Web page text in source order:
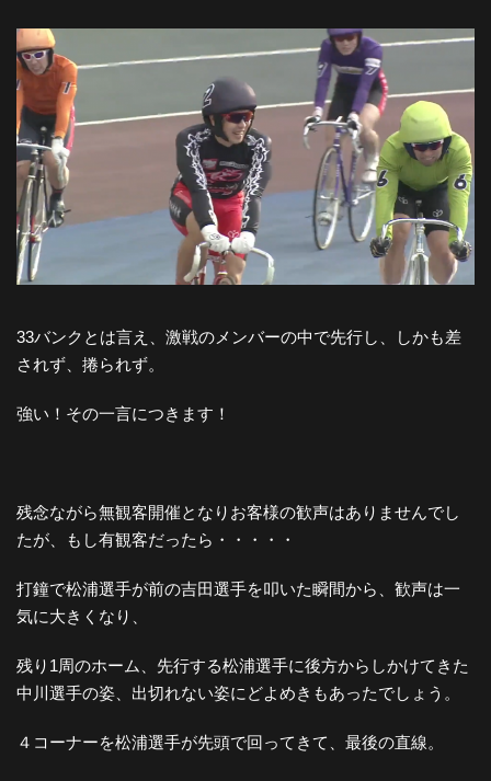
33バンクとは言え、激戦のメンバーの中で先行し、しかも差
されず、捲られず。
強い！その一言につきます！
残念ながら無観客開催となりお客様の歓声はありませんでし
たが、もし有観客だったら・・・・・
打鐘で松浦選手が前の吉田選手を叩いた瞬間から、歓声は一
気に大きくなり、
残り1周のホーム、先行する松浦選手に後方からしかけてきた
中川選手の姿、出切れない姿にどよめきもあったでしょう。
４コーナーを松浦選手が先頭で回ってきて、最後の直線。